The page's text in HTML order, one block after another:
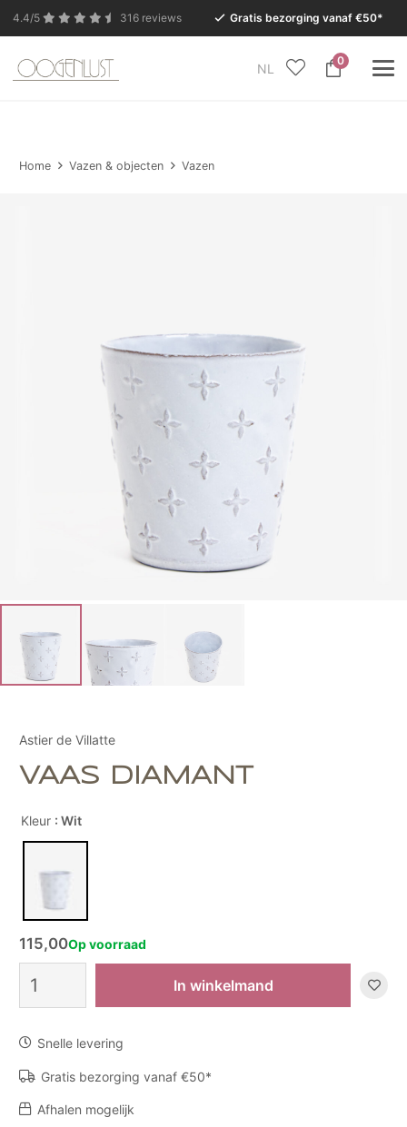
4.4/5 316 reviews Gratis bezorging vanaf €50*
NL
0
In verband met de zomervakantie is onze Conceptstore
Home Vazen & objecten Vazen
Astier de Villatte
VAAS DIAMANT
Kleur : Wit
115,00Op voorraad
Diamant
aantal
In winkelmand
Snelle levering
Gratis bezorging vanaf €50*
Afhalen mogelijk